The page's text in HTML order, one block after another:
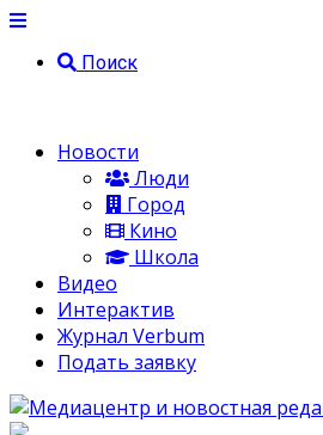
Поиск
Новости
Люди
Город
Кино
Школа
Видео
Интерактив
Журнал Verbum
Подать заявку